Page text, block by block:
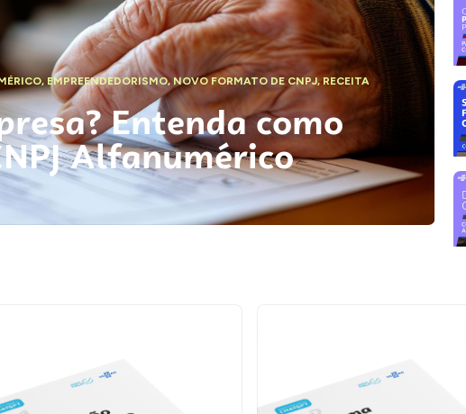
, EMPREENDEDORISMO,NOVO FORMATO DE CNPJ,RECEITA
Entenda como
Alfanumérico